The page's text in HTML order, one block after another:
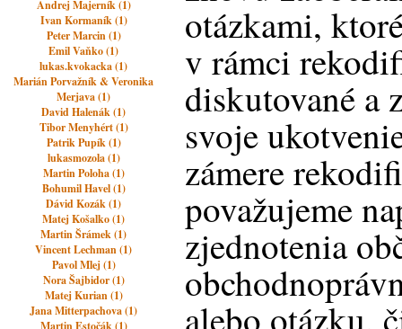
Andrej Majerník (1)
Ivan Kormaník (1)
Peter Marcin (1)
Emil Vaňko (1)
lukas.kvokacka (1)
Marián Porvažník & Veronika
Merjava (1)
David Halenák (1)
Tibor Menyhért (1)
Patrik Pupík (1)
lukasmozola (1)
Martin Poloha (1)
Bohumil Havel (1)
Dávid Kozák (1)
Matej Košalko (1)
Martin Šrámek (1)
Vincent Lechman (1)
Pavol Mlej (1)
Nora Šajbidor (1)
Matej Kurian (1)
Jana Mitterpachova (1)
Martin Estočák (1)
otázkami,
v rámci
diskutované a
svoje
zámere
považujeme
zjednotenia
alebo otázku,